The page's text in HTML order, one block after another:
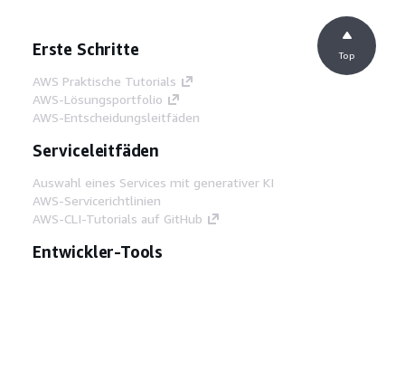
Erste Schritte
AWS Praktische Tutorials
AWS-Lösungsportfolio
AWS-Entscheidungsleitfäden
Serviceleitfäden
Auswahl eines Services mit generativer KI
AWS-Servicerichtlinien
AWS-CLI-Tutorials auf GitHub
Entwickler-Tools
Top